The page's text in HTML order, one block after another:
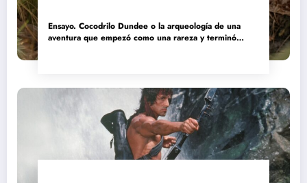
Ensayo. Cocodrilo Dundee o la arqueología de una
aventura que empezó como una rareza y terminó